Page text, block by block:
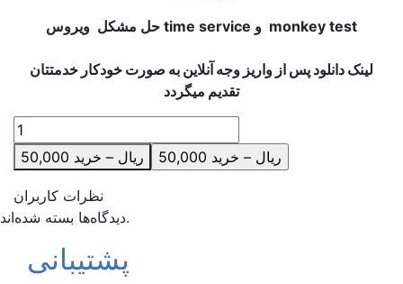
حل مشکل ویروس time service و monkey test
لینک دانلود پس از واریز وجه آنلاین به صورت خودکار خدمتتان
تقدیم میگردد
50,000 ریال – خرید
نظرات کاربران
دیدگاه‌ها بسته شده‌اند.
پشتیبانی